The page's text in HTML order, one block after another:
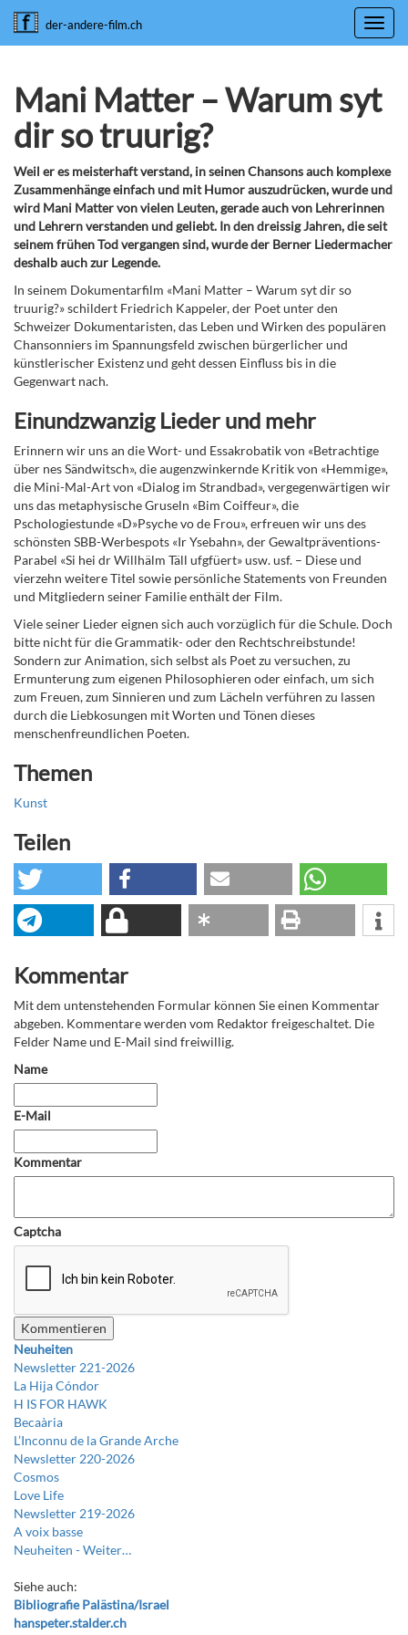
der-andere-film.ch
Mani Matter – Warum syt
dir so truurig?
Weil er es meisterhaft verstand, in seinen Chansons auch komplexe
Zusammenhänge einfach und mit Humor auszudrücken, wurde und
wird Mani Matter von vielen Leuten, gerade auch von Lehrerinnen
und Lehrern verstanden und geliebt. In den dreissig Jahren, die seit
seinem frühen Tod vergangen sind, wurde der Berner Liedermacher
deshalb auch zur Legende.
In seinem Dokumentarfilm «Mani Matter – Warum syt dir so
truurig?» schildert Friedrich Kappeler, der Poet unter den
Schweizer Dokumentaristen, das Leben und Wirken des populären
Chansonniers im Spannungsfeld zwischen bürgerlicher und
künstlerischer Existenz und geht dessen Einfluss bis in die
Gegenwart nach.
Einundzwanzig Lieder und mehr
Erinnern wir uns an die Wort- und Essakrobatik von «Betrachtige
über nes Sändwitsch», die augenzwinkernde Kritik von «Hemmige»,
die Mini-Mal-Art von «Dialog im Strandbad», vergegenwärtigen wir
uns das metaphysische Gruseln «Bim Coiffeur», die
Pschologiestunde «D»Psyche vo de Frou», erfreuen wir uns des
schönsten SBB-Werbespots «Ir Ysebahn», der Gewaltpräventions-
Parabel «Si hei dr Willhälm Täll ufgfüert» usw. usf. – Diese und
vierzehn weitere Titel sowie persönliche Statements von Freunden
und Mitgliedern seiner Familie enthält der Film.
Viele seiner Lieder eignen sich auch vorzüglich für die Schule. Doch
bitte nicht für die Grammatik- oder den Rechtschreibstunde!
Sondern zur Animation, sich selbst als Poet zu versuchen, zu
Ermunterung zum eigenen Philosophieren oder einfach, um sich
zum Freuen, zum Sinnieren und zum Lächeln verführen zu lassen
durch die Liebkosungen mit Worten und Tönen dieses
menschenfreundlichen Poeten.
Themen
Kunst
Teilen
Kommentar
Mit dem untenstehenden Formular können Sie einen Kommentar
abgeben. Kommentare werden vom Redaktor freigeschaltet. Die
Felder Name und E-Mail sind freiwillig.
Name
E-Mail
Kommentar
Captcha
Neuheiten
Newsletter 221-2026
La Hija Cóndor
H IS FOR HAWK
Becaària
L’Inconnu de la Grande Arche
Newsletter 220-2026
Cosmos
Love Life
Newsletter 219-2026
A voix basse
Neuheiten -Weiter…
Siehe auch:
Bibliografie Palästina/Israel
hanspeter.stalder.ch